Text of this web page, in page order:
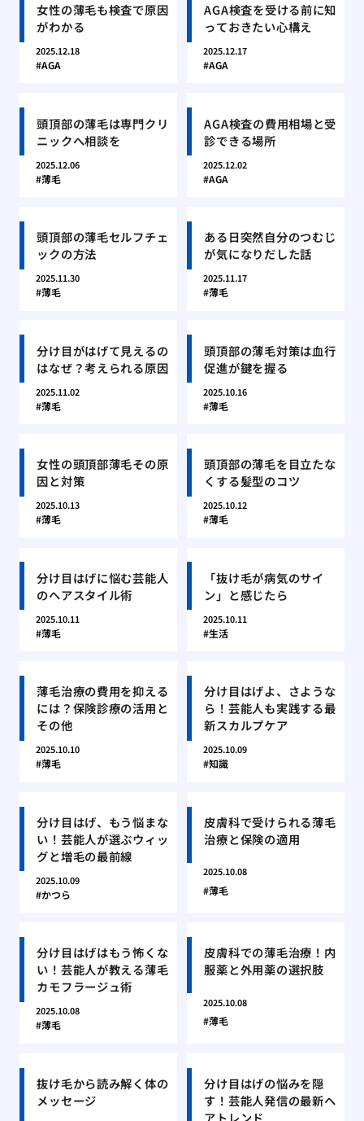
女性の薄毛も検査で原因
がわかる
2025.12.18
AGA
AGA検査を受ける前に知
っておきたい心構え
2025.12.17
AGA
頭頂部の薄毛は専門クリ
ニックへ相談を
2025.12.06
薄毛
AGA検査の費用相場と受
診できる場所
2025.12.02
AGA
頭頂部の薄毛セルフチェ
ックの方法
2025.11.30
薄毛
ある日突然自分のつむじ
が気になりだした話
2025.11.17
薄毛
分け目がはげて見えるの
はなぜ？考えられる原因
2025.11.02
薄毛
頭頂部の薄毛対策は血行
促進が鍵を握る
2025.10.16
薄毛
女性の頭頂部薄毛その原
因と対策
2025.10.13
薄毛
頭頂部の薄毛を目立たな
くする髪型のコツ
2025.10.12
薄毛
分け目はげに悩む芸能人
のヘアスタイル術
2025.10.11
薄毛
「抜け毛が病気のサイ
ン」と感じたら
2025.10.11
生活
薄毛治療の費用を抑える
には？保険診療の活用と
その他
2025.10.10
薄毛
分け目はげよ、さような
ら！芸能人も実践する最
新スカルプケア
2025.10.09
知識
分け目はげ、もう悩まな
い！芸能人が選ぶウィッ
グと増毛の最前線
2025.10.09
かつら
皮膚科で受けられる薄毛
治療と保険の適用
2025.10.08
薄毛
分け目はげはもう怖くな
い！芸能人が教える薄毛
カモフラージュ術
2025.10.08
薄毛
皮膚科での薄毛治療！内
服薬と外用薬の選択肢
2025.10.08
薄毛
抜け毛から読み解く体の
メッセージ
分け目はげの悩みを隠
す！芸能人発信の最新ヘ
アトレンド